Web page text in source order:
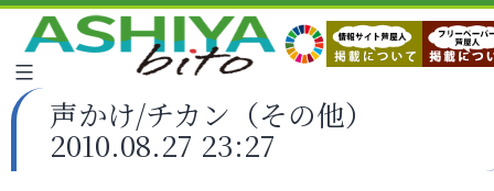
声かけ/チカン（その他）
2010.08.27 23:27